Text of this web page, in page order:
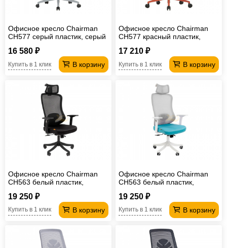
Офисное кресло Chairman
CH577 серый пластик, серый
16 580 ₽
В корзину
Купить в 1 клик
Офисное кресло Chairman
CH577 красный пластик,
17 210 ₽
В корзину
Купить в 1 клик
Офисное кресло Chairman
CH563 белый пластик,
19 250 ₽
В корзину
Купить в 1 клик
Офисное кресло Chairman
CH563 белый пластик,
19 250 ₽
В корзину
Купить в 1 клик